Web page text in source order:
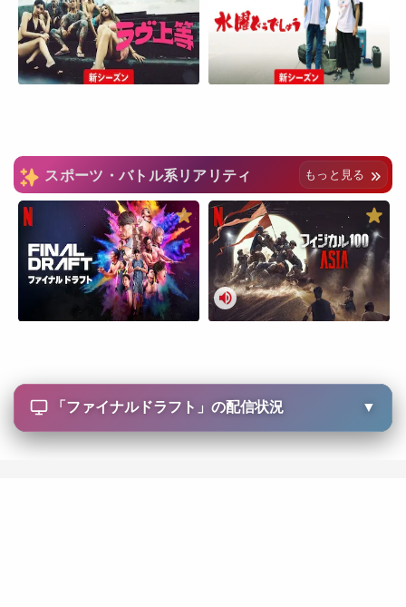
スポーツ・バトル系リアリティ もっと見る
「 ファイナルドラフト 」の配信状況 ▼